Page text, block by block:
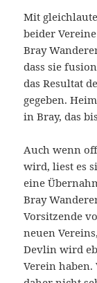
Mit
beider
Bray
dass sie
das Resultat
gegeben.
in Bray, das
Auch wenn
wird, liest es
eine
Bray
Vorsitzende
neuen
Devlin wird
Verein haben.